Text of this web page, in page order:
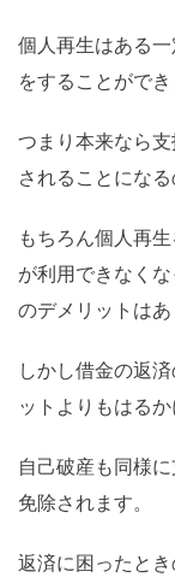
個人再生はある
をすることができ
つまり本来なら
されることになる
もちろん個人再
が利用できなく
のデメリットはあ
しかし借金の返
ットよりもはる
自己破産も同様
免除されます。
返済に困ったとき